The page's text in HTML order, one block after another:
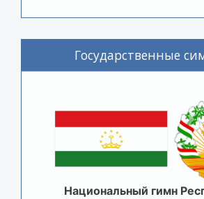
Государственные
Национальный гимн